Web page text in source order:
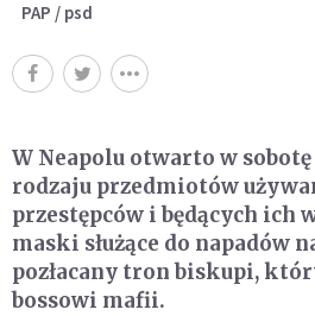
PAP / psd
W Neapolu otwarto w
rodzaju przedmiotów
przestępców i będących ich
maski służące do napadów
pozłacany tron biskupi,
bossowi mafii.